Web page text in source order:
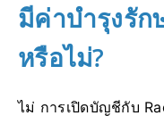
มีค่าบำรุงรัก
หรือไม่?
ไม่ การเปิดบัญชีกับ